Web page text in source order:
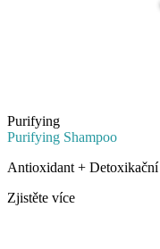
Purifying
Purifying Shampoo
Antioxidant +
Zjistěte více